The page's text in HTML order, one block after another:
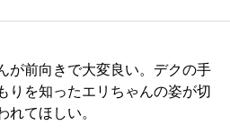
が前向きで大変良い。デクの手
りを知ったエリちゃんの姿が切
てほしい。